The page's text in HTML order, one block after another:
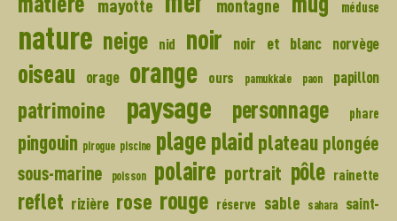
mayotte montagne méduse
nature neige nid noir noir et blanc norvège
oiseau orage orange ours pamukkale paon papillon
patrimoine paysage personnage phare
pingouin pirogue piscine plage plaid plateau plongée
sous-marine
poisson polaire portrait pôle rainette
reflet rizière rose rouge réserve sable sahara saint-